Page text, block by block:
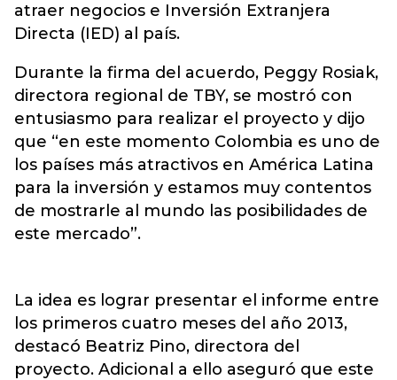
atraer negocios e Inversión Extranjera
Directa (IED) al país.
Durante la firma del acuerdo, Peggy Rosiak,
directora regional de TBY, se mostró con
entusiasmo para realizar el proyecto y dijo
que “en este momento Colombia es uno de
los países más atractivos en América Latina
para la inversión y estamos muy contentos
de mostrarle al mundo las posibilidades de
este mercado”.
La idea es lograr presentar el informe entre
los primeros cuatro meses del año 2013,
destacó Beatriz Pino, directora del
proyecto. Adicional a ello aseguró que este